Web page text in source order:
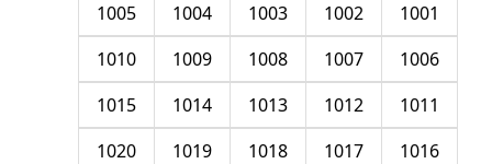
1001
1002
1003
1004
1005
1006
1007
1008
1009
1010
1011
1012
1013
1014
1015
1016
1017
1018
1019
1020